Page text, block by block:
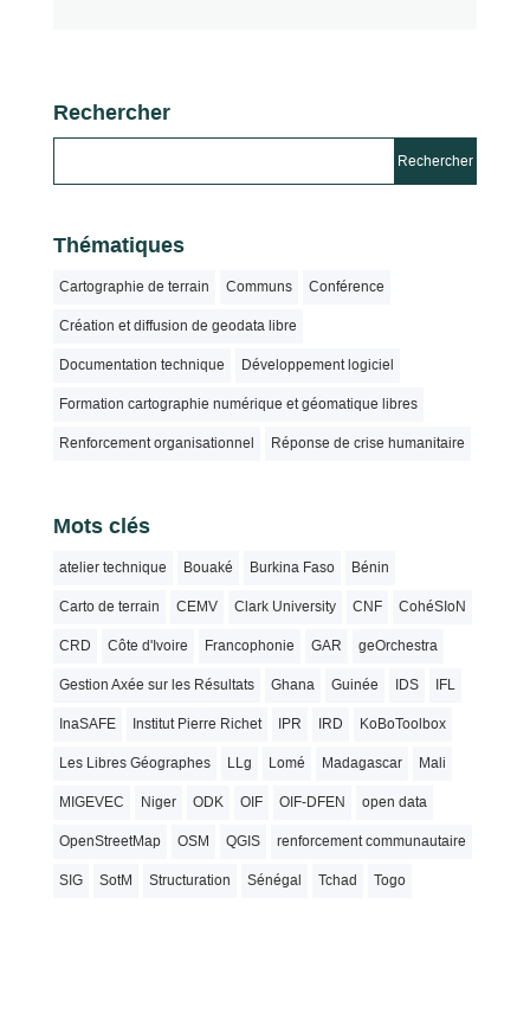
Rechercher
Thématiques
Cartographie de terrain Communs Conférence
Création et diffusion de geodata libre
Documentation technique Développement logiciel
Formation cartographie numérique et géomatique libres
Renforcement organisationnel Réponse de crise humanitaire
Mots clés
atelier technique Bouaké Burkina Faso Bénin
Carto de terrain CEMV Clark University CNF CohéSIoN
CRD Côte d'Ivoire Francophonie GAR geOrchestra
Gestion Axée sur les Résultats Ghana Guinée IDS IFL
InaSAFE Institut Pierre Richet IPR IRD KoBoToolbox
Les Libres Géographes LLg Lomé Madagascar Mali
MIGEVEC Niger ODK OIF OIF-DFEN open data
OpenStreetMap OSM QGIS renforcement communautaire
SIG SotM Structuration Sénégal Tchad Togo